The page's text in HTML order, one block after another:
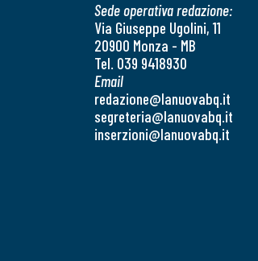
Sede operativa redazione:
Via Giuseppe Ugolini, 11
20900 Monza - MB
Tel. 039 9418930
Email
redazione@lanuovabq.it
segreteria@lanuovabq.it
inserzioni@lanuovabq.it